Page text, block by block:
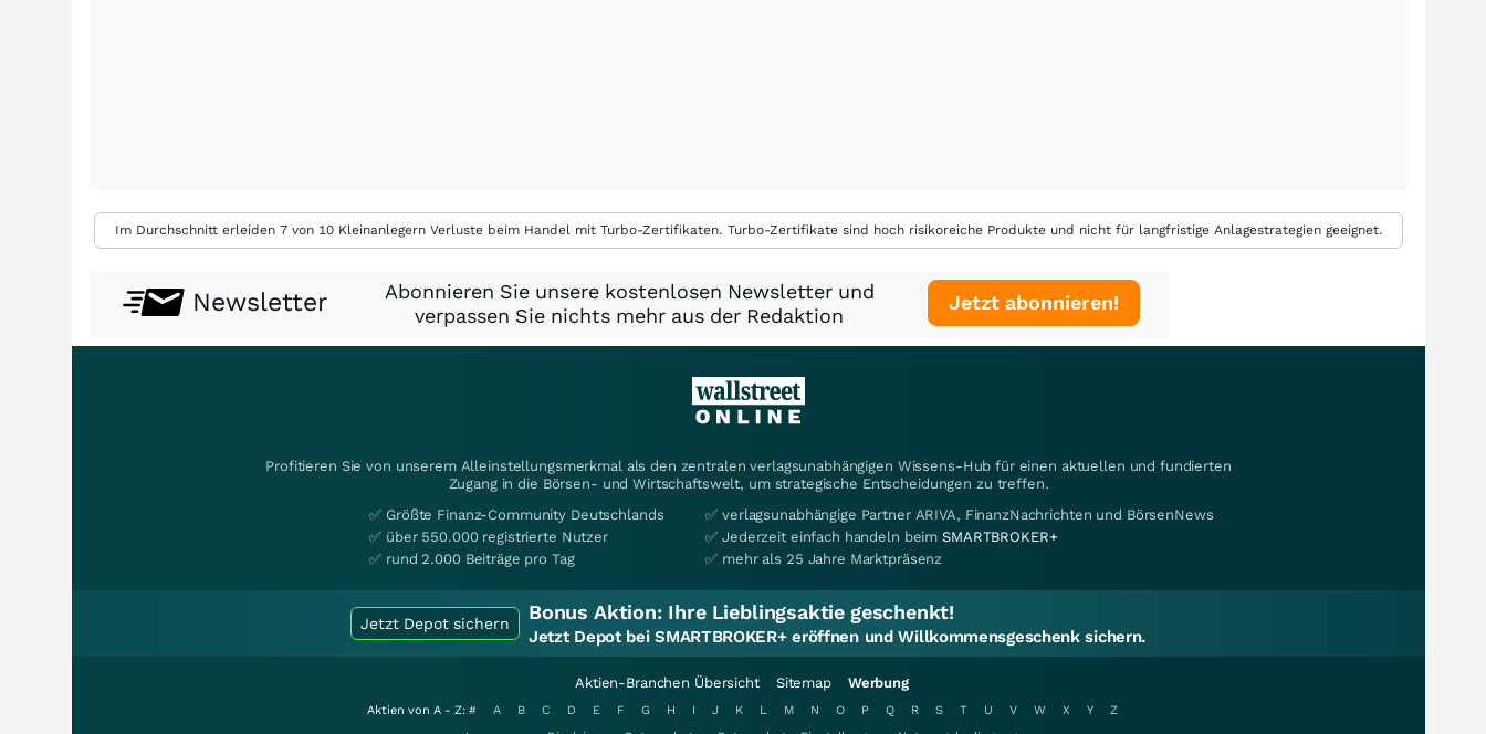
Im Durchschnitt erleiden 7 von 10 Kleinanlegern Verluste beim Handel mit Turbo-Zertifikaten. Turbo-Zertifikate sind hoch risikoreiche Produkte und nicht für langfristige Anlagestrategien geeignet.
Newsletter
Abonnieren Sie unsere kostenlosen Newsletter und
verpassen Sie nichts mehr aus der Redaktion
Jetzt abonnieren!
Profitieren Sie von unserem Alleinstellungsmerkmal als den zentralen verlagsunabhängigen Wissens-Hub für einen aktuellen und fundierten
Zugang in die Börsen- und Wirtschaftswelt, um strategische Entscheidungen zu treffen.
✅ Größte Finanz-Community Deutschlands
✅ über 550.000 registrierte Nutzer
✅ rund 2.000 Beiträge pro Tag
✅ verlagsunabhängige Partner ARIVA, FinanzNachrichten und BörsenNews
✅ Jederzeit einfach handeln beimSMARTBROKER+
✅ mehr als 25 Jahre Marktpräsenz
Jetzt Depot sichern Bonus Aktion: Ihre Lieblingsaktie geschenkt!
Jetzt Depot bei SMARTBROKER+ eröffnen und Willkommensgeschenk sichern.
Aktien-Branchen Übersicht Sitemap Werbung
Aktien von A - Z: # A B C D E F G H I J K L M N O P Q R S T U V W X Y
Z